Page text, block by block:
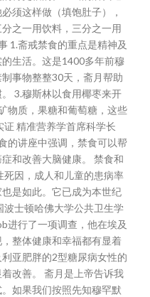
须这样做（填饱肚子），
之一用饮料，三分之一用
1.斋戒禁食的重点是精神及
生活。这是1400多年前穆
事物整整30天，斋月帮助
3.穆斯林以食用椰枣来开
物质，果糖和葡萄糖，这些
精准营养学首席科学长
的讲座中强调，禁食可以帮
和改善大脑健康。 禁食和
死因，成人和儿童的患病率
是如此。它已成为本世纪
士顿哈佛大学公共卫生学
进行了一项调查，他在埃及
整体健康和幸福都有显着
亚肥胖的2型糖尿病女性的
改善。 斋月是上帝告诉我
如果我们按照先知穆罕默